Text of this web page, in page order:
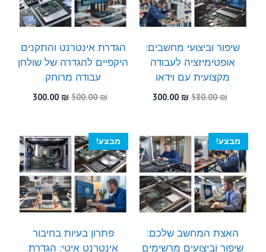
שיפור וביצועי מחשבים:
אופטימיזציה לעבודה
מקצועית עם וידאו
580.00₪
המחיר
580.00 ₪.
300.00 ₪
300.00 ₪.
הגדרת אינטרנט והתקנים
היקפיים להגדרה של שולחן
עבודה מרוחק
500.00₪
המחיר
500.00 ₪.
300.00 ₪
המחיר
300.00 ₪.
מבצע!
האצת המחשב שלכם:
שיפור וביצועים מרשימים
מבצע!
פתרון בעיות בחיבור
אינטרנט איטי: הגדרת